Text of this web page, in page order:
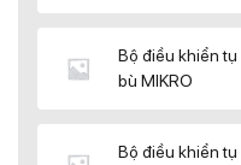
Bộ điều khiển tụ
bù MIKRO
Bộ điều khiển tụ